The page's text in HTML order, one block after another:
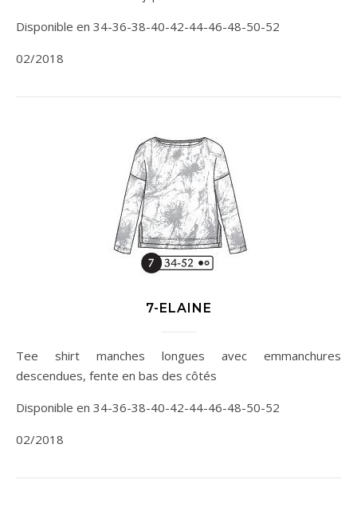
Disponible en 34-36-38-40-42-44-46-48-50-52
02/2018
7-ELAINE
Tee shirt manches longues avec emmanchures
descendues, fente en bas des côtés
Disponible en 34-36-38-40-42-44-46-48-50-52
02/2018